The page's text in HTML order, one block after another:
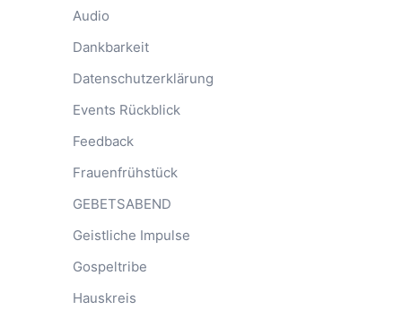
Audio
Dankbarkeit
Datenschutzerklärung
Events Rückblick
Feedback
Frauenfrühstück
GEBETSABEND
Geistliche Impulse
Gospeltribe
Hauskreis